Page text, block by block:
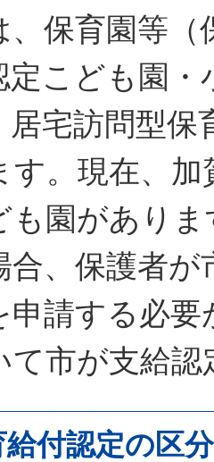
、保育園等（
定こども園・
居宅訪問型保
す。現在、加
も園があり
合、保護者が
申請する必
て市が支給
付認定の区分